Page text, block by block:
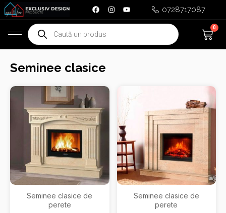
Skip
to
content
0728717087
Products
search
0
Seminee clasice
Seminee clasice de
perete
Seminee clasice de
perete